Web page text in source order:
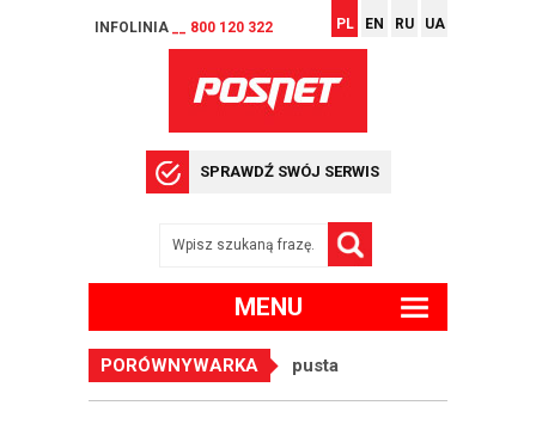
INFOLINIA __ 800 120 322 PL EN RU UA
SPRAWDŹ SWÓJ SERWIS
MENU
PORÓWNYWARKA pusta